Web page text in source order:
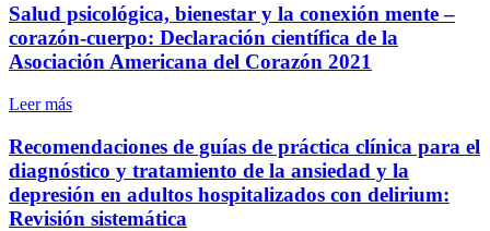
Salud psicológica, bienestar y la conexión mente –
corazón-cuerpo: Declaración científica de la
Asociación Americana del Corazón 2021
Leer más
Recomendaciones de guías de práctica clínica para el
diagnóstico y tratamiento de la ansiedad y la
depresión en adultos hospitalizados con delirium:
Revisión sistemática